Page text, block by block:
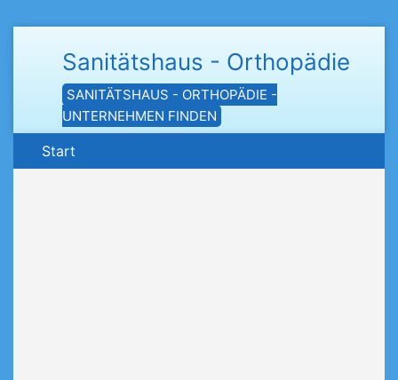
Sanitätshaus - Orthopädie
SANITÄTSHAUS - ORTHOPÄDIE -
UNTERNEHMEN FINDEN
Start